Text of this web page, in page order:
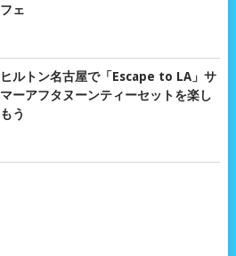
フェ
ヒルトン名古屋で「Escape to LA」サ
マーアフタヌーンティーセットを楽し
もう